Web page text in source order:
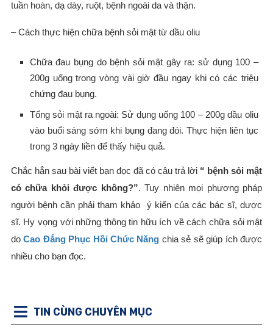
tuần hoàn, dạ dày, ruột, bệnh ngoài da và thận.
– Cách thực hiện chữa bệnh sỏi mật từ dầu oliu
Chữa đau bụng do bệnh sỏi mật gây ra: sử dụng 100 –
200g uống trong vòng vài giờ đầu ngay khi có các triệu
chứng đau bụng.
Tống sỏi mật ra ngoài: Sử dụng uống 100 – 200g dầu oliu
vào buổi sáng sớm khi bụng đang đói. Thực hiện liên tục
trong 3 ngày liền để thấy hiệu quả.
Chắc hẳn sau bài viết bạn đọc đã có câu trả lời “ bệnh sỏi mật
có chữa khỏi được không?”. Tuy nhiên mọi phương pháp
người bệnh cần phải tham khảo ý kiến của các bác sĩ, dược
sĩ. Hy vọng với những thông tin hữu ích về cách chữa sỏi mật
do Cao Đẳng Phục Hồi Chức Năng chia sẻ sẽ giúp ích được
nhiều cho bạn đọc.
TIN CÙNG CHUYÊN MỤC